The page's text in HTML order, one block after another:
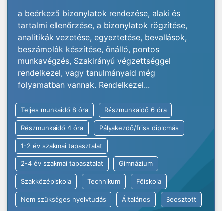
a beérkező bizonylatok rendezése, alaki és
tartalmi ellenőrzése, a bizonylatok rögzítése,
analitikák vezetése, egyeztetése, bevallások,
beszámolók készítése, önálló, pontos
munkavégzés, Szakirányú végzettséggel
rendelkezel, vagy tanulmányaid még
folyamatban vannak. Rendelkezel...
Teljes munkaidő 8 óra Részmunkaidő 6 óra
Részmunkaidő 4 óra Pályakezdő/friss diplomás
1-2 év szakmai tapasztalat
2-4 év szakmai tapasztalat Gimnázium
Szakközépiskola Technikum Főiskola
Nem szükséges nyelvtudás Általános Beosztott